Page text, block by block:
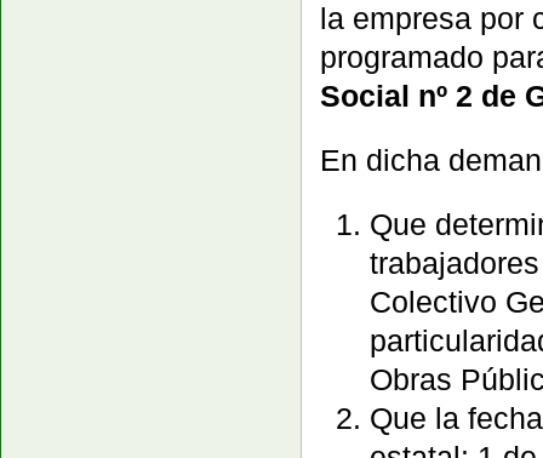
la empresa por
programado
Social nº 2 de
En dicha
Que
Colectivo
Obras
Que la